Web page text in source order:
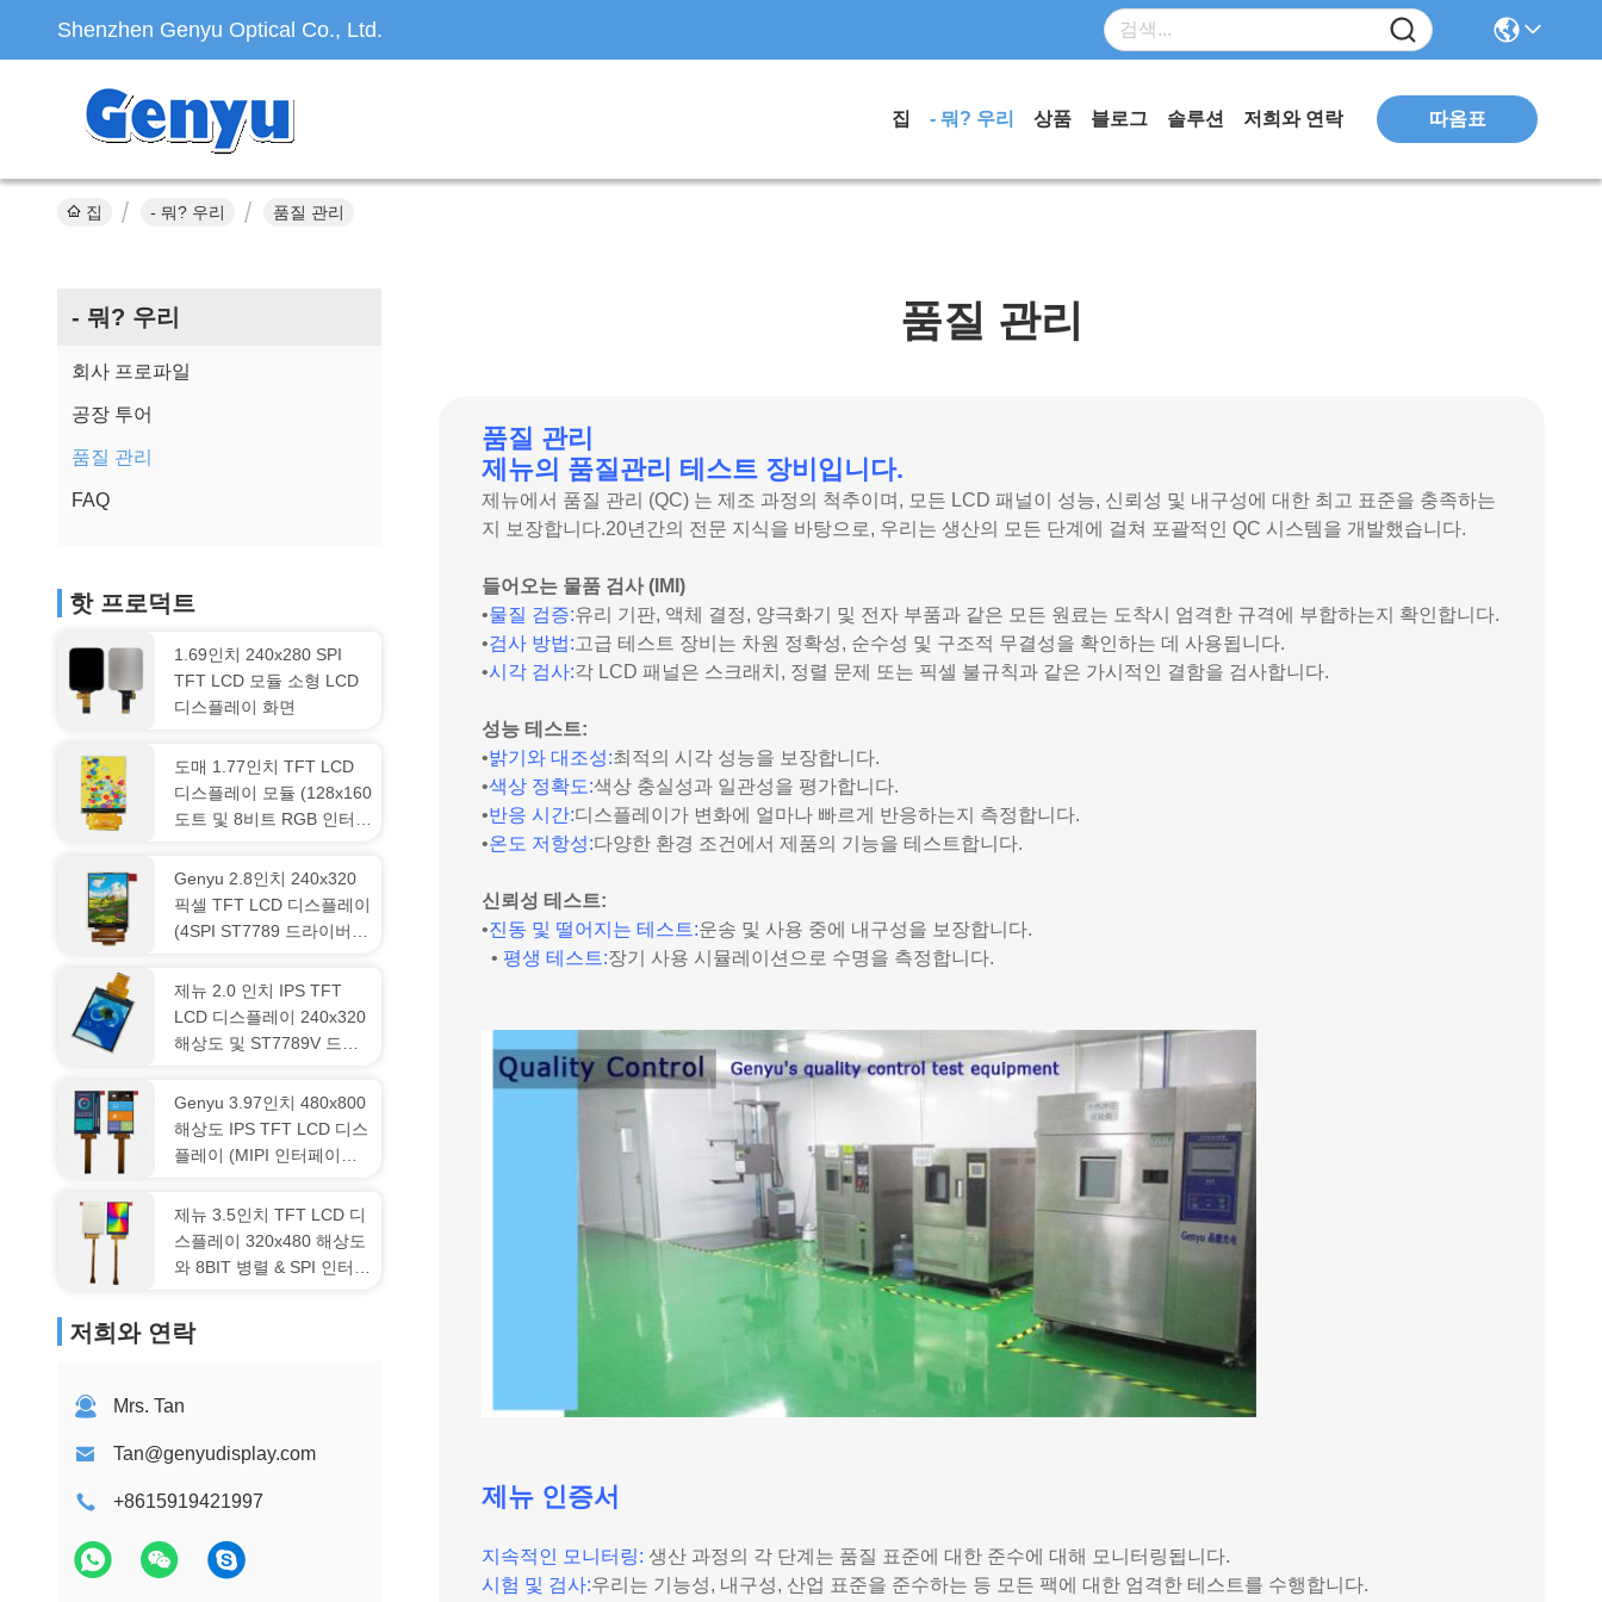
Shenzhen Genyu Optical Co., Ltd.
집 - 뭐? 우리 상품 블로그 솔루션 저희와 연락 따옴표
집 - 뭐? 우리 품질 관리
- 뭐? 우리
회사 프로파일
공장 투어
품질 관리
FAQ
핫 프로덕트
1.69인치 240x280 SPI
TFT LCD 모듈 소형 LCD
디스플레이 화면
도매 1.77인치 TFT LCD
디스플레이 모듈 (128x160
도트 및 8비트 RGB 인터페
Genyu 2.8인치 240x320
픽셀 TFT LCD 디스플레이
(4SPI ST7789 드라이버
제뉴 2.0 인치 IPS TFT
LCD 디스플레이 240x320
해상도 및 ST7789V 드라
Genyu 3.97인치 480x800
해상도 IPS TFT LCD 디스
플레이 (MIPI 인터페이스
포함)
제뉴 3.5인치 TFT LCD 디
스플레이 320x480 해상도
와 8BIT 병렬 & SPI 인터페
저희와 연락
Mrs. Tan
Tan@genyudisplay.com
+8615919421997
품질 관리
품질 관리
제뉴의 품질관리 테스트 장비입니다.
제뉴에서 품질 관리 (QC) 는 제조 과정의 척추이며, 모든 LCD 패널이 성능, 신뢰성 및 내구성에 대한 최고 표준을 충족하는
지 보장합니다.20년간의 전문 지식을 바탕으로, 우리는 생산의 모든 단계에 걸쳐 포괄적인 QC 시스템을 개발했습니다.
들어오는 물품 검사 (IMI)
•물질 검증:유리 기판, 액체 결정, 양극화기 및 전자 부품과 같은 모든 원료는 도착시 엄격한 규격에 부합하는지 확인합니다.
•검사 방법:고급 테스트 장비는 차원 정확성, 순수성 및 구조적 무결성을 확인하는 데 사용됩니다.
•시각 검사:각 LCD 패널은 스크래치, 정렬 문제 또는 픽셀 불규칙과 같은 가시적인 결함을 검사합니다.
성능 테스트:
•밝기와 대조성:최적의 시각 성능을 보장합니다.
•색상 정확도:색상 충실성과 일관성을 평가합니다.
•반응 시간:디스플레이가 변화에 얼마나 빠르게 반응하는지 측정합니다.
•온도 저항성:다양한 환경 조건에서 제품의 기능을 테스트합니다.
신뢰성 테스트:
•진동 및 떨어지는 테스트:운송 및 사용 중에 내구성을 보장합니다.
• 평생 테스트:장기 사용 시뮬레이션으로 수명을 측정합니다.
제뉴 인증서
지속적인 모니터링: 생산 과정의 각 단계는 품질 표준에 대한 준수에 대해 모니터링됩니다.
시험 및 검사:우리는 기능성, 내구성, 산업 표준을 준수하는 등 모든 팩에 대한 엄격한 테스트를 수행합니다.